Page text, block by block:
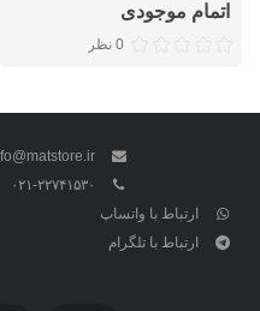
اتمام موجودی
0 نظر
۰۲۱-۲۲۷۴۱۵۳۰
ارتباط با واتساپ
ارتباط با تلگرام